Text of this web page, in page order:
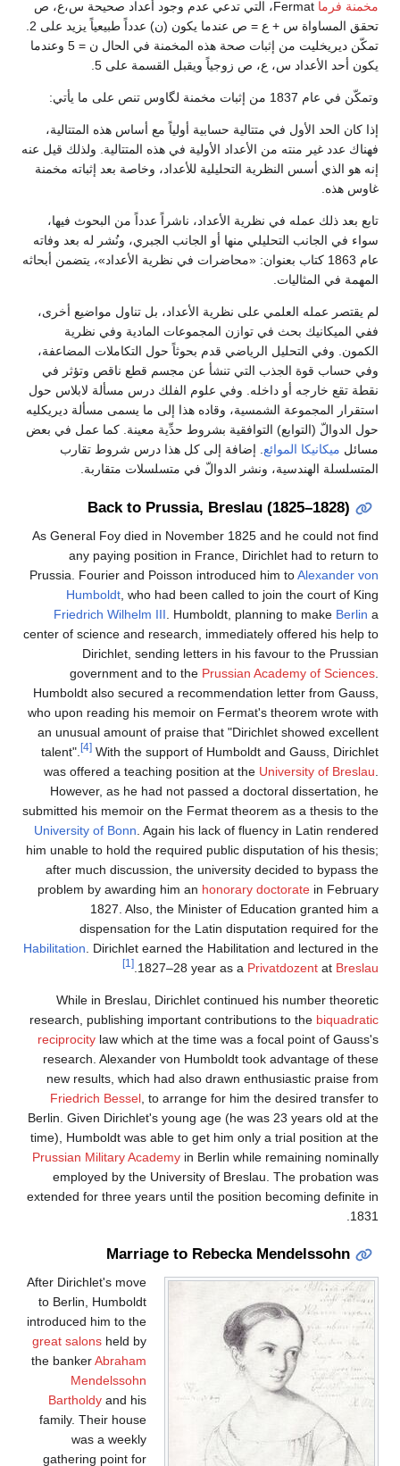
مخمنة فرما
Fermat، التي تدعي عدم وجود أعداد صحيحة س،ع، ص
تحقق المساواة س + ع = ص عندما يكون (ن) عدداً طبيعياً يزيد على 2.
تمكّن ديريخليت من إثبات صحة هذه المخمنة في الحال ن = 5 وعندما
يكون أحد الأعداد س، ع، ص زوجياً ويقبل القسمة على 5.
وتمكّن في عام 1837 من إثبات مخمنة لگاوس تنص على ما يأتي:
إذا كان الحد الأول في متتالية حسابية أولياً مع أساس هذه المتتالية،
فهناك عدد غير منته من الأعداد الأولية في هذه المتتالية. ولذلك قيل عنه
إنه هو الذي أسس النظرية التحليلية للأعداد، وخاصة بعد إثباته مخمنة
غاوس هذه.
تابع بعد ذلك عمله في نظرية الأعداد، ناشراً عدداً من البحوث فيها،
سواء في الجانب التحليلي منها أو الجانب الجبري، ونُشر له بعد وفاته
عام 1863 كتاب بعنوان: «محاضرات في نظرية الأعداد»، يتضمن أبحاثه
المهمة في المثاليات.
لم يقتصر عمله العلمي على نظرية الأعداد، بل تناول مواضيع أخرى،
ففي الميكانيك بحث في توازن المجموعات المادية وفي نظرية
الكمون. وفي التحليل الرياضي قدم بحوثاً حول التكاملات المضاعفة،
وفي حساب قوة الجذب التي تنشأ عن مجسم قطع ناقص وتؤثر في
نقطة تقع خارجه أو داخله. وفي علوم الفلك درس مسألة لابلاس حول
استقرار المجموعة الشمسية، وقاده هذا إلى ما يسمى مسألة ديريكليه
حول الدوالّ (التوابع) التوافقية بشروط حدِّية معينة. كما عمل في بعض
مسائل ميكانيكا الموائع. إضافة إلى كل هذا درس شروط تقارب
المتسلسلة الهندسية، ونشر الدوالّ في متسلسلات متقاربة.
Back to Prussia, Breslau (1825–1828)
As General Foy died in November 1825 and he could not find
any paying position in France, Dirichlet had to return to
Prussia. Fourier and Poisson introduced him toAlexander von
Humboldt , who had been called to join the court of King
Friedrich Wilhelm III . Humboldt, planning to make Berlin a
center of science and research, immediately offered his help to
Dirichlet, sending letters in his favour to the Prussian
government and to the Prussian Academy of Sciences
Humboldt also secured a recommendation letter from Gauss,
who upon reading his memoir on Fermat's theorem wrote with
an unusual amount of praise that "Dirichlet showed excellent
talent".
[4] With the support of Humboldt and Gauss, Dirichlet
was offered a teaching position at the University of Breslau
However, as he had not passed a doctoral dissertation, he
submitted his memoir on the Fermat theorem as a thesis to the
University of Bonn . Again his lack of fluency in Latin rendered
him unable to hold the required public disputation of his thesis;
after much discussion, the university decided to bypass the
problem by awarding him an honorary doctorate in February
1827. Also, the Minister of Education granted him a
dispensation for the Latin disputation required for the
Habilitation . Dirichlet earned the Habilitation and lectured in the
1827–28 year as a Privatdozent at Breslau
[1]
While in Breslau, Dirichlet continued his number theoretic
research, publishing important contributions to the biquadratic
reciprocity law which at the time was a focal point of Gauss's
research. Alexander von Humboldt took advantage of these
new results, which had also drawn enthusiastic praise from
Friedrich Bessel , to arrange for him the desired transfer to
Berlin. Given Dirichlet's young age (he was 23 years old at the
time), Humboldt was able to get him only a trial position at the
Prussian Military Academy in Berlin while remaining nominally
employed by the University of Breslau. The probation was
extended for three years until the position becoming definite in
1831.
Marriage to Rebecka Mendelssohn
After Dirichlet's move
to Berlin, Humboldt
introduced him to the
great salons held by
the bankerAbraham
Mendelssohn
Bartholdy and his
family. Their house
was a weekly
gathering point for